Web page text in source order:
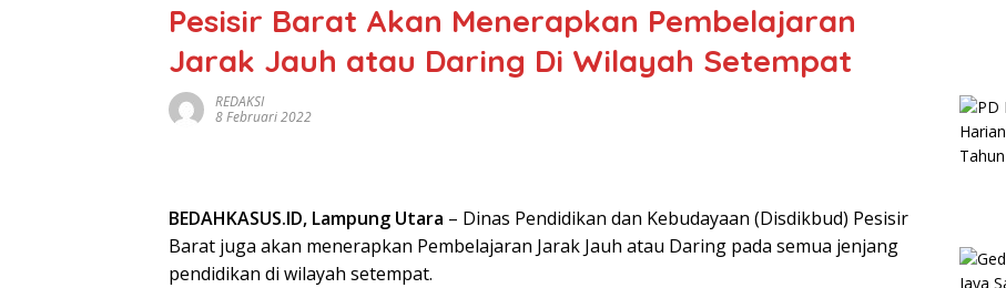
Pesisir Barat Akan Menerapkan Pembelajaran
Jarak Jauh atau Daring Di Wilayah Setempat
REDAKSI
8 Februari 2022
BEDAHKASUS.ID, Lampung Utara – Dinas Pendidikan dan Kebudayaan (Disdikbud) Pesisir
Barat juga akan menerapkan Pembelajaran Jarak Jauh atau Daring pada semua jenjang
pendidikan di wilayah setempat.